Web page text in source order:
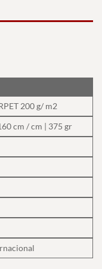
200 g/ m2
cm / cm | 375 gr